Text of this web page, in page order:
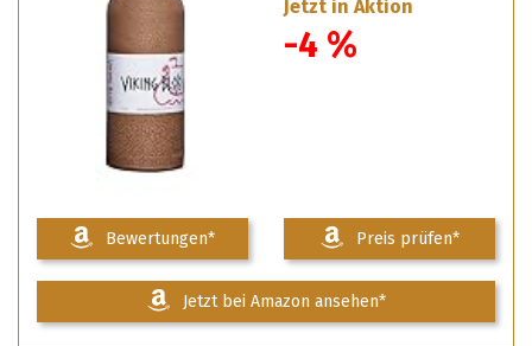
Jetzt in Aktion
-4 %
Bewertungen* Preis prüfen*
Jetzt bei Amazon ansehen*